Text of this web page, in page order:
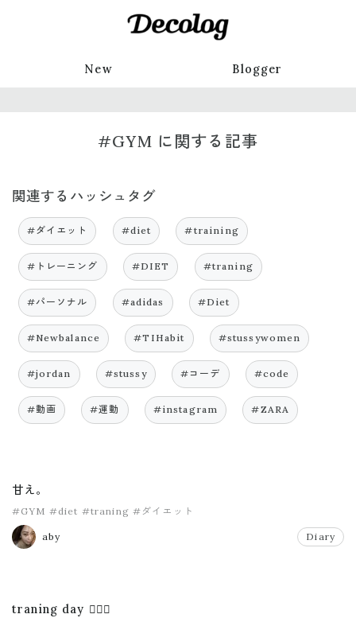
New Blogger
#GYM に関する記事
関連するハッシュタグ
#ダイエット #diet #training
#トレーニング #DIET #traning
#パーソナル #adidas #Diet
#Newbalance #TIHabit #stussywomen
#jordan #stussy #コーデ #code
#動画 #運動 #instagram #ZARA
甘え。
#GYM #diet #traning #ダイエット
aby Diary
traning day 🏋🏽‍♀️